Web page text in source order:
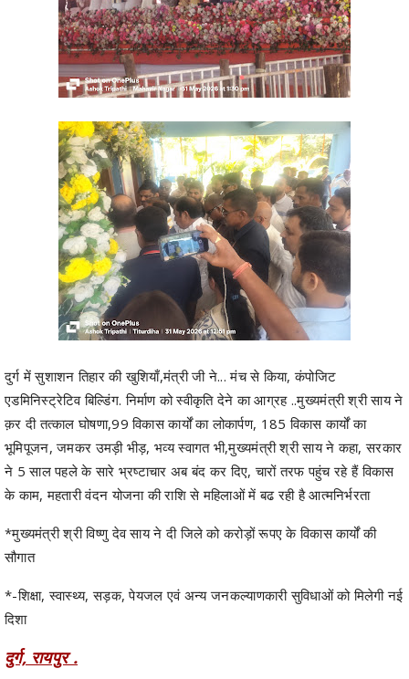
दुर्ग में सुशाशन तिहार की खुशियाँ,मंत्री जी ने... मंच से किया, कंपोजिट
एडमिनिस्ट्रेटिव बिल्डिंग. निर्माण को स्वीकृति देने का आग्रह ..मुख्यमंत्री श्री साय ने
क़र दी तत्काल घोषणा,99 विकास कार्यों का लोकार्पण, 185 विकास कार्यों का
भूमिपूजन, जमकर उमड़ी भीड़, भव्य स्वागत भी,मुख्यमंत्री श्री साय ने कहा, सरकार
ने 5 साल पहले के सारे भ्रष्टाचार अब बंद कर दिए, चारों तरफ पहुंच रहे हैं विकास
के काम, महतारी वंदन योजना की राशि से महिलाओं में बढ रही है आत्मनिर्भरता
*मुख्यमंत्री श्री विष्णु देव साय ने दी जिले को करोड़ों रूपए के विकास कार्यों की
सौगात
*-शिक्षा, स्वास्थ्य, सड़क, पेयजल एवं अन्य जनकल्याणकारी सुविधाओं को मिलेगी नई
दिशा
दुर्ग, रायपुर .